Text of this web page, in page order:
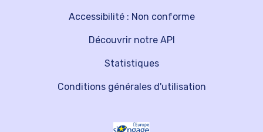
Découvrir notre API
Statistiques
Accessibilité : Non conforme
Conditions générales d'utilisation